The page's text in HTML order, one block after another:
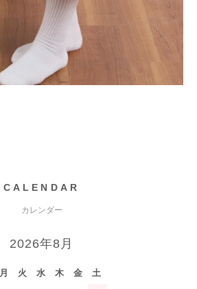
CALENDAR
カレンダー
2026年8月
月 火 水 木 金 土